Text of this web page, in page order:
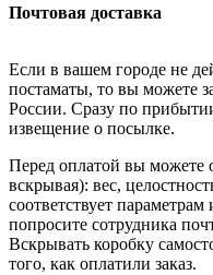
Почтовая доставка
Если в вашем городе не
постаматы, то вы можете
России. Сразу по
извещение о посылке.
Перед оплатой вы можете
вскрывая): вес,
соответствует
попросите сотрудника
Вскрывать коробку
того, как оплатили заказ.